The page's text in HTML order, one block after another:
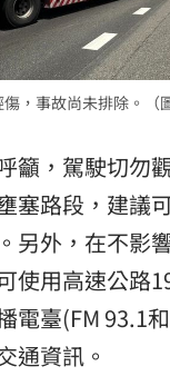
，事故尚未排除。（
籲，駕駛切勿
塞路段，建議
另外，在不影
使用高速公路
電臺(FM 93.1
通資訊。